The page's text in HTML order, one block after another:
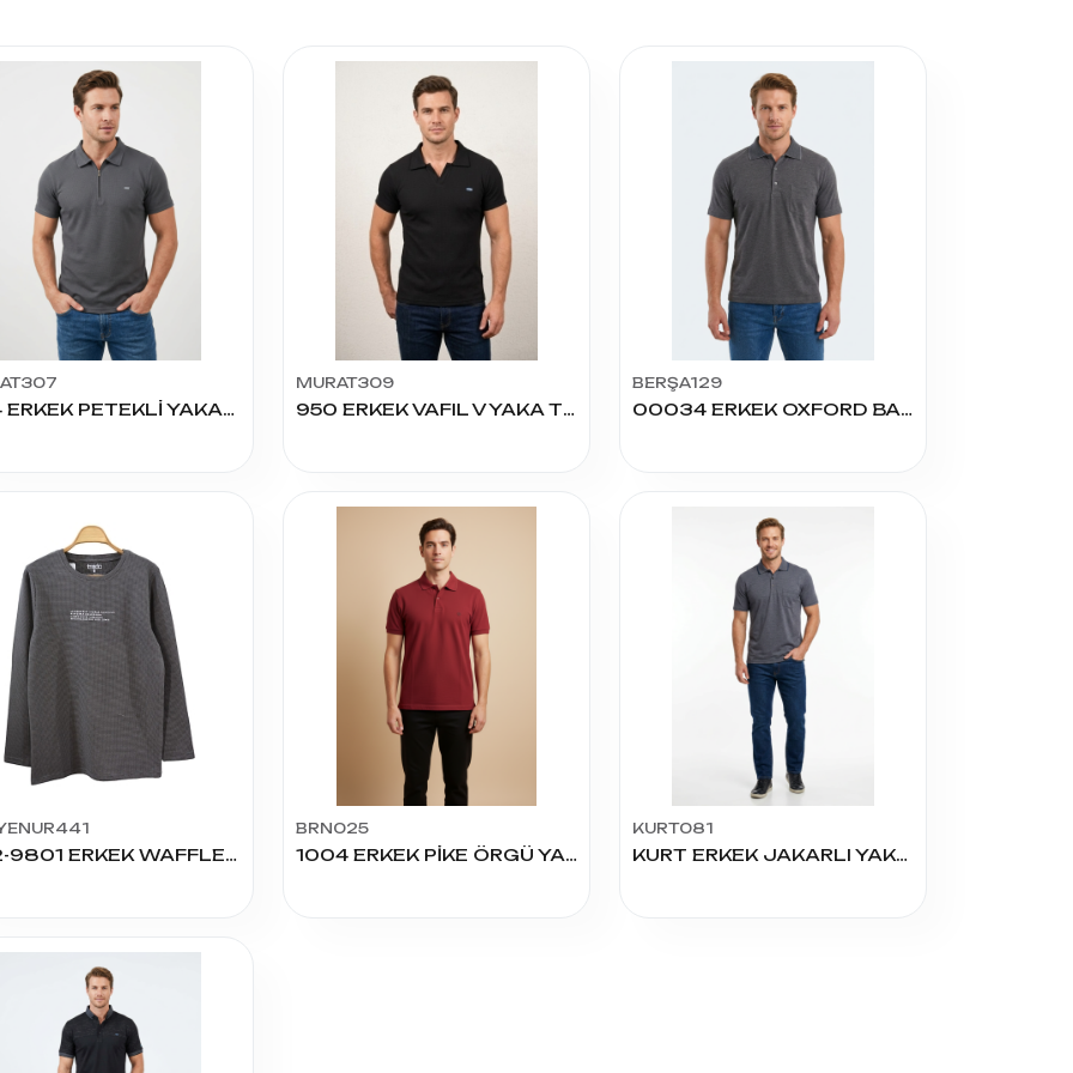
824 ERKEK PETEKLİ YAKALI TİŞÖRT
MURAT309
950 ERKEK VAFIL V YAKA TİŞÖRT
BERŞA129
00034 ERKEK OXFORD BABA KISA KOL TSHIRT
202-9801 ERKEK WAFFLE U.KOL TSHIRT
BRN025
1004 ERKEK PİKE ÖRGÜ YAKALI TİŞÖRT
KURT081
KURT ERKEK JAKARLI YAKALI TİŞÖRT BATTAL